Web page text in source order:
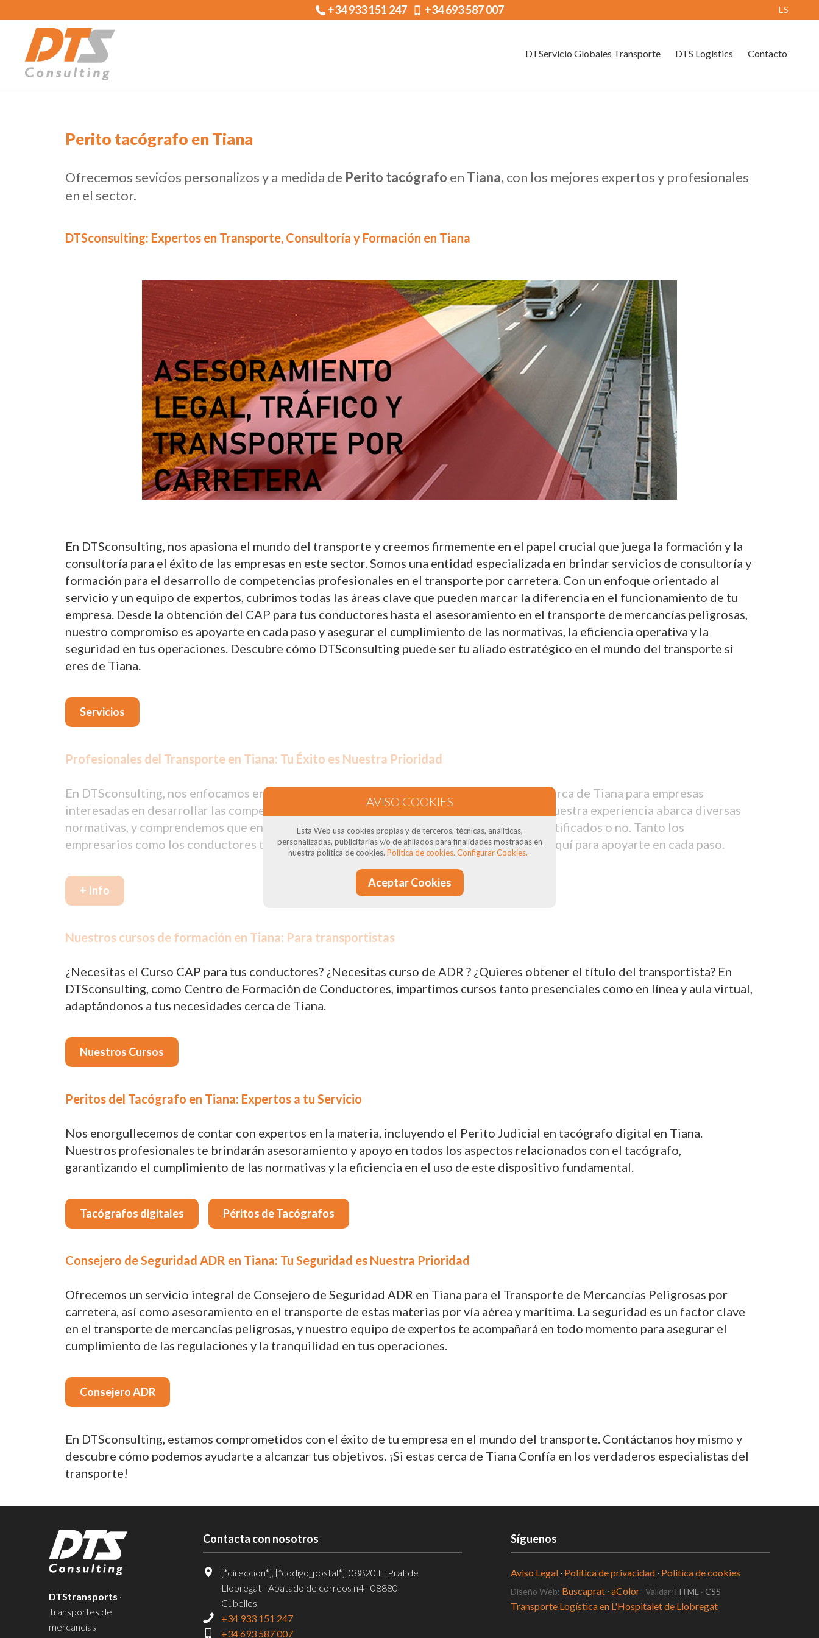
ES
+34 933 151 247 +34 693 587 007
DTServicio Globales Transporte DTS Logístics Contacto
Perito tacógrafo en Tiana
Ofrecemos sevicios personalizos y a medida de Perito tacógrafo en Tiana, con los mejores expertos y profesionales
en el sector.
DTSconsulting: Expertos en Transporte, Consultoría y Formación en Tiana
En DTSconsulting, nos apasiona el mundo del transporte y creemos firmemente en el papel crucial que juega la formación y la
consultoría para el éxito de las empresas en este sector. Somos una entidad especializada en brindar servicios de consultoría y
formación para el desarrollo de competencias profesionales en el transporte por carretera. Con un enfoque orientado al
servicio y un equipo de expertos, cubrimos todas las áreas clave que pueden marcar la diferencia en el funcionamiento de tu
empresa. Desde la obtención del CAP para tus conductores hasta el asesoramiento en el transporte de mercancías peligrosas,
nuestro compromiso es apoyarte en cada paso y asegurar el cumplimiento de las normativas, la eficiencia operativa y la
seguridad en tus operaciones. Descubre cómo DTSconsulting puede ser tu aliado estratégico en el mundo del transporte si
eres de Tiana.
Servicios
Profesionales del Transporte en Tiana: Tu Éxito es Nuestra Prioridad
En DTSconsulting, nos enfocamos en proporcionar servicios de consultoría y formación cerca de Tiana para empresas
interesadas en desarrollar las competencias profesionales del transporte por carretera. Nuestra experiencia abarca diversas
normativas, y comprendemos que en ocasiones pueden surgir incumplimientos, ya sean justificados o no. Tanto los
empresarios como los conductores tienen derecho a reclamaciones y defensa, y estamos aquí para apoyarte en cada paso.
+ Info
Nuestros cursos de formación en Tiana: Para transportistas
¿Necesitas el Curso CAP para tus conductores? ¿Necesitas curso de ADR ? ¿Quieres obtener el título del transportista? En
DTSconsulting, como Centro de Formación de Conductores, impartimos cursos tanto presenciales como en línea y aula virtual,
adaptándonos a tus necesidades cerca de Tiana.
Nuestros Cursos
Peritos del Tacógrafo en Tiana: Expertos a tu Servicio
Nos enorgullecemos de contar con expertos en la materia, incluyendo el Perito Judicial en tacógrafo digital en Tiana.
Nuestros profesionales te brindarán asesoramiento y apoyo en todos los aspectos relacionados con el tacógrafo,
garantizando el cumplimiento de las normativas y la eficiencia en el uso de este dispositivo fundamental.
Tacógrafos digitales Péritos de Tacógrafos
Consejero de Seguridad ADR en Tiana: Tu Seguridad es Nuestra Prioridad
Ofrecemos un servicio integral de Consejero de Seguridad ADR en Tiana para el Transporte de Mercancías Peligrosas por
carretera, así como asesoramiento en el transporte de estas materias por vía aérea y marítima. La seguridad es un factor clave
en el transporte de mercancías peligrosas, y nuestro equipo de expertos te acompañará en todo momento para asegurar el
cumplimiento de las regulaciones y la tranquilidad en tus operaciones.
Consejero ADR
En DTSconsulting, estamos comprometidos con el éxito de tu empresa en el mundo del transporte. Contáctanos hoy mismo y
descubre cómo podemos ayudarte a alcanzar tus objetivos. ¡Si estas cerca de Tiana Confía en los verdaderos especialistas del
transporte!
DTStransports ·
Transportes de
mercancías
Contacta con nosotros
{*direccion*}, {*codigo_postal*}, 08820 El Prat de
Llobregat - Apatado de correos n4 - 08880
Cubelles
+34 933 151 247
+34 693 587 007
Síguenos
Aviso Legal · Política de privacidad · Política de cookies
Diseño Web: Buscaprat ·aColor Validar:HTML ·CSS
Transporte Logística en L'Hospitalet de Llobregat
Esta Web usa cookies propias y de terceros, técnicas, analíticas,
personalizadas, publicitarias y/o de afiliados para finalidades mostradas en
nuestra política de cookies. Política de cookies. Configurar Cookies.
Aceptar Cookies